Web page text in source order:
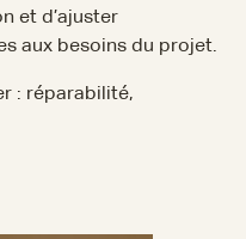
et d’ajuster
aux besoins du projet.
: réparabilité,